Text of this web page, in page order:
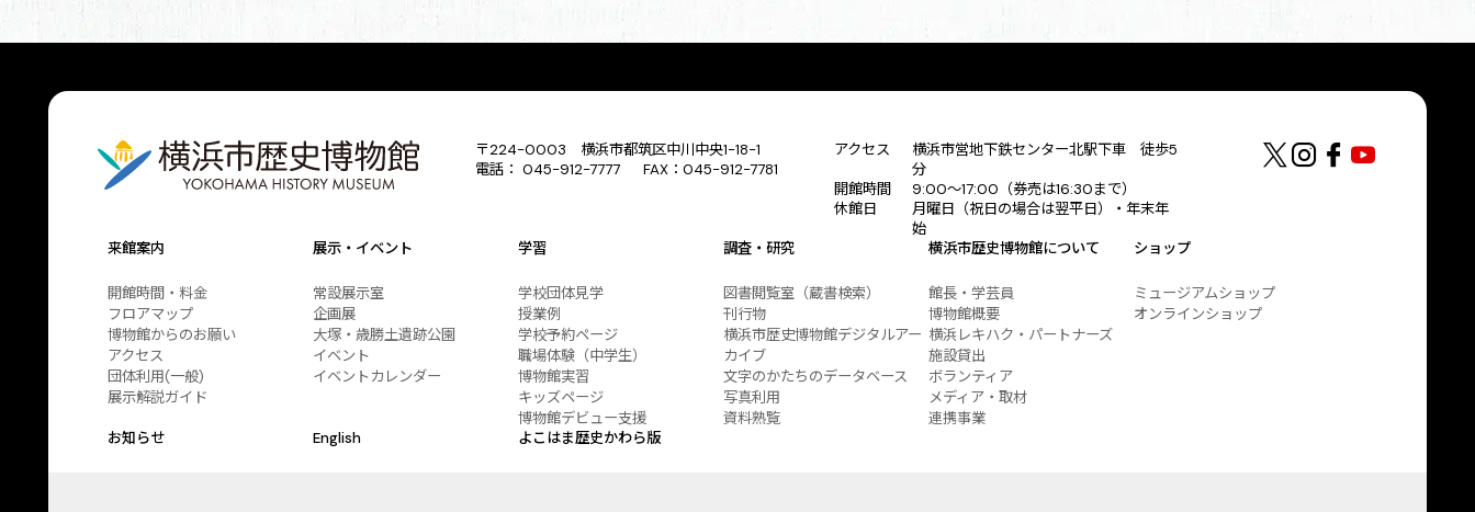
〒224-0003 横浜市都筑区中川中央1-18-1
電話： 045-912-7777 FAX：045-912-7781
アクセス
横浜市営地下鉄センター北駅下車 徒歩5
分
開館時間
9:00〜17:00（券売は16:30まで）
休館日
月曜日（祝日の場合は翌平日）・年末年
始
来館案内
開館時間・料金
フロアマップ
博物館からのお願い
アクセス
団体利用(一般)
展示解説ガイド
展示・イベント
常設展示室
企画展
大塚・歳勝土遺跡公園
イベント
イベントカレンダー
学習
学校団体見学
授業例
学校予約ページ
職場体験（中学生）
博物館実習
キッズページ
博物館デビュー支援
調査・研究
図書閲覧室（蔵書検索）
刊行物
横浜市歴史博物館デジタルアー
カイブ
文字のかたちのデータベース
写真利用
資料熟覧
横浜市歴史博物館について
館長・学芸員
博物館概要
横浜レキハク・パートナーズ
施設貸出
ボランティア
メディア・取材
連携事業
ショップ
ミュージアムショップ
オンラインショップ
お知らせ English よこはま歴史かわら版